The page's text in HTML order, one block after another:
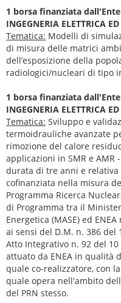
1 borsa finanziata
INGEGNERIA ELETTRICA
Tematica: Modelli di
di misura delle matrici
dell’esposizione della
radiologici/nucleari di tipo
1 borsa finanziata
INGEGNERIA ELETTRICA
Tematica: Sviluppo e
termoidrauliche avanzate
rimozione del calore
applicazioni in SMR e AMR
durata di tre anni e relativa
cofinanziata nella misura
Programma Ricerca
di Programma tra il
Energetica (MASE) ed
ai sensi del D.M. n. 386 del
Atto Integrativo n. 92 del
attuato da ENEA in qualità
quale co-realizzatore, con
quale opera nell'ambito
del PRN stesso.